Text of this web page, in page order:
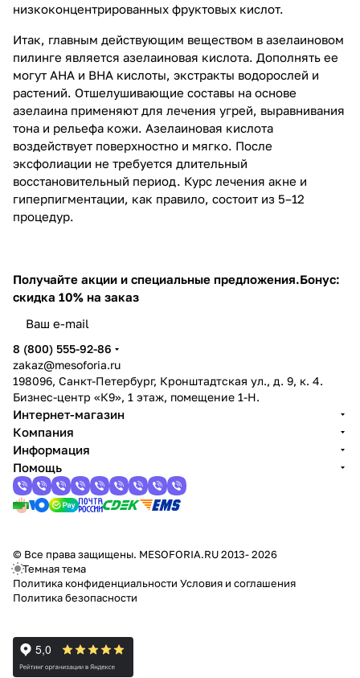
низкоконцентрированных фруктовых кислот.
Итак, главным действующим веществом в азелаиновом
пилинге является азелаиновая кислота. Дополнять ее
могут АНА и ВНА кислоты, экстракты водорослей и
растений. Отшелушивающие составы на основе
азелаина применяют для лечения угрей, выравнивания
тона и рельефа кожи. Азелаиновая кислота
воздействует поверхностно и мягко. После
эксфолиации не требуется длительный
восстановительный период. Курс лечения акне и
гиперпигментации, как правило, состоит из 5–12
процедур.
Получайте акции и специальные предложения.Бонус:
скидка 10% на заказ
8 (800) 555-92-86
zakaz@mesoforia.ru
198096, Санкт-Петербург, Кронштадтская ул., д. 9, к. 4.
Бизнес-центр «К9», 1 этаж, помещение 1-Н.
Интернет-магазин
Компания
Информация
Помощь
© Все права защищены. MESOFORIA.RU 2013- 2026
Темная тема
Политика конфиденциальности Условия и соглашения
Политика безопасности